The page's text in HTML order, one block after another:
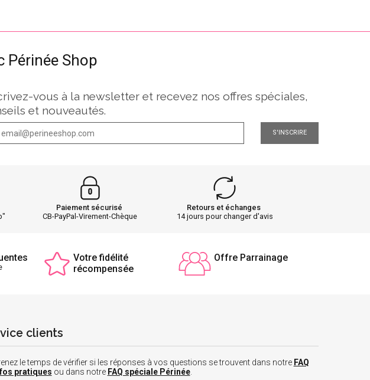
Périnée Shop
vous à la newsletter et recevez nos offres spéciales,
et nouveautés.
S'INSCRIRE
Paiement sécurisé
CB-PayPal-Virement-Chèque
Retours et échanges
14 jours pour changer d'avis
Votre fidélité
récompensée
Offre Parrainage
clients
le temps de vérifier si les réponses à vos questions se trouvent dans notre FAQ
pratiques ou dans notre FAQ spéciale Périnée.